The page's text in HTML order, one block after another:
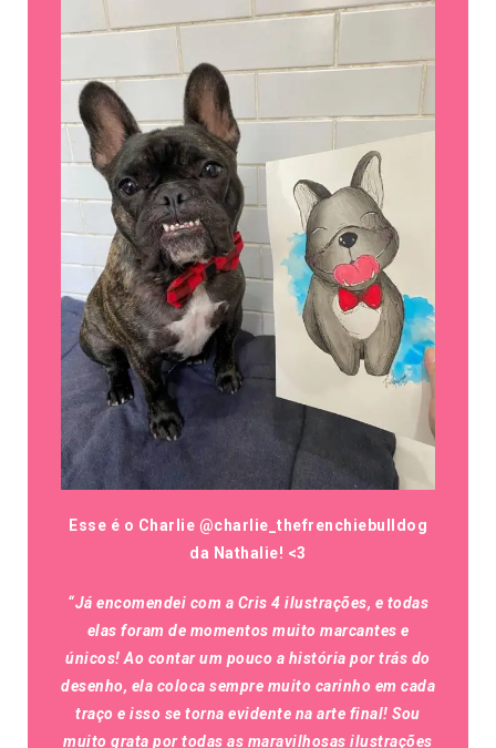
Esse é o Charlie @charlie_thefrenchiebulldog
da Nathalie! <3
“Já encomendei com a Cris 4 ilustrações, e todas
elas foram de momentos muito marcantes e
únicos! Ao contar um pouco a história por trás do
desenho, ela coloca sempre muito carinho em cada
traço e isso se torna evidente na arte final! Sou
muito grata por todas as maravilhosas ilustrações